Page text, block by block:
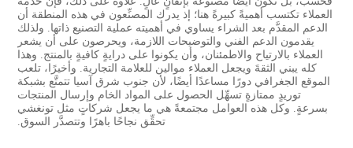
العملاء تكتسب أهميةً كبيرةً هنا؛ إذ يدرك المصنِّعون في هذه المنطقة أن
الدعم المقدَّم بعد الشراء يساوي في أهميته عملية التصنيع ذاتها. ولذلك
يقدمون الدعم الفني والتوضيحات اللازمة، ويحرصون على أن يشعر
العملاء بالارتياح والاطمئنان، وأن يكونوا على درايةٍ كافيةٍ بالمنتج. وهذا
كله يبني الثقةَ ويجعل العملاء موالين للعلامة التجارية. وأخيرًا، تلعب
الموقع الجغرافي دورًا مساعدًا أيضًا، لأن جنوب شرق آسيا تتمتَّع بشبكة
توريدٍ ممتازةٍ تسهِّل الحصول على المواد الخام وإرسال المنتجات
بسرعةٍ. وكل هذه العوامل مجتمعةً هي ما يجعل شركاتٍ مثل تونغشي
تحقِّق نجاحًا باهرًا وتتصدَّر السوق.